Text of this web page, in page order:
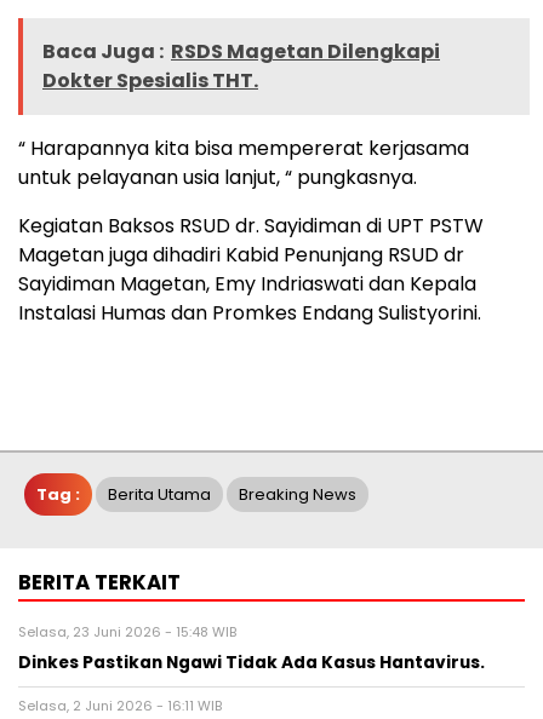
Baca Juga : RSDS Magetan Dilengkapi
Dokter Spesialis THT.
“ Harapannya kita bisa mempererat kerjasama
untuk pelayanan usia lanjut, “ pungkasnya.
Kegiatan Baksos RSUD dr. Sayidiman di UPT PSTW
Magetan juga dihadiri Kabid Penunjang RSUD dr
Sayidiman Magetan, Emy Indriaswati dan Kepala
Instalasi Humas dan Promkes Endang Sulistyorini.
Tag : Berita Utama Breaking News
BERITA TERKAIT
Selasa, 23 Juni 2026 - 15:48 WIB
Dinkes Pastikan Ngawi Tidak Ada Kasus Hantavirus.
Selasa, 2 Juni 2026 - 16:11 WIB